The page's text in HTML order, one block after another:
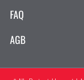
FAQ
AGB